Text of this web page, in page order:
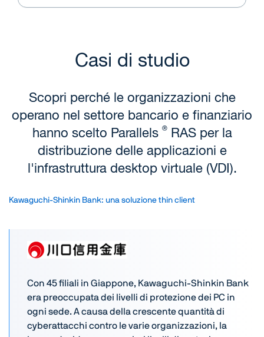
Casi di studio
Scopri perché le organizzazioni che
operano nel settore bancario e finanziario
hanno scelto Parallels ®RAS per la
distribuzione delle applicazioni e
l'infrastruttura desktop virtuale (VDI).
Kawaguchi-Shinkin Bank: una soluzione thin client
Con 45 filiali in Giappone, Kawaguchi-Shinkin Bank
era preoccupata dei livelli di protezione dei PC in
ogni sede. A causa della crescente quantità di
cyberattacchi contro le varie organizzazioni, la